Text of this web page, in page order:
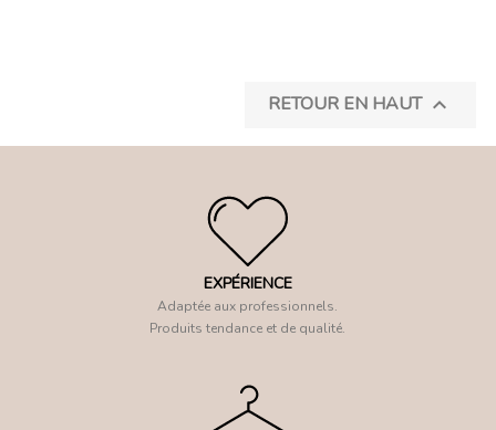
RETOUR EN HAUT 
EXPÉRIENCE
Adaptée aux professionnels.
Produits tendance et de qualité.